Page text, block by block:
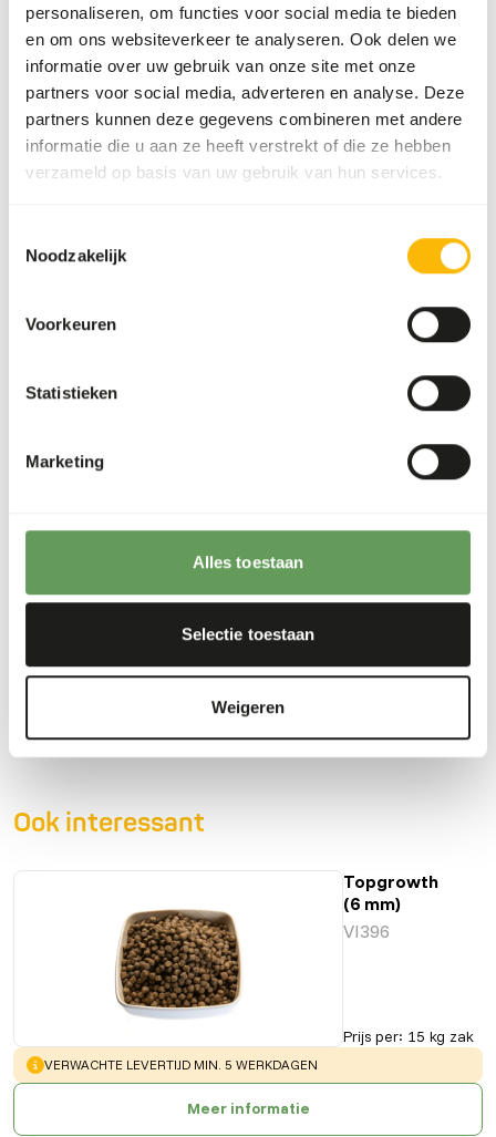
personaliseren, om functies voor social media te bieden
en om ons websiteverkeer te analyseren. Ook delen we
informatie over uw gebruik van onze site met onze
partners voor social media, adverteren en analyse. Deze
partners kunnen deze gegevens combineren met andere
informatie die u aan ze heeft verstrekt of die ze hebben
verzameld op basis van uw gebruik van hun services.
Noodzakelijk
Voorkeuren
Statistieken
Marketing
Alles toestaan
Selectie toestaan
Weigeren
Over dit product
de waterkwaliteit minimaal.
• Groen: Dit voer bevat een heel klein percentage spirulina,
precies genoeg om de kleur van de Koi te behouden.
onderhoudt.
• Geel: dit voer bevat tarwekiemen, waardoor het voer
• Bruin: dit voer bevat dierlijke eiwitten, die de groei van de
Koi kunnen bevorderen.
Downloads
• Voeren bij een watertemperatuur tot 10 graden.
• Bij een hogere watertemperatuur meerdere keren per
dag voeren.
• Voer nooit meer dan de vissen in 5 minuten op kunnen.
Ook interessant
Topgrowth
(6 mm)
VI396
Prijs per: 15 kg zak
WARNING:
VERWACHTE LEVERTIJD MIN. 5 WERKDAGEN
Meer informatie